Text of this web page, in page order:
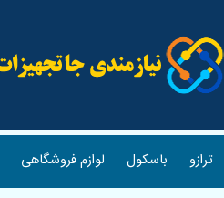
ترازو باسکول لوازم فروشگاهی